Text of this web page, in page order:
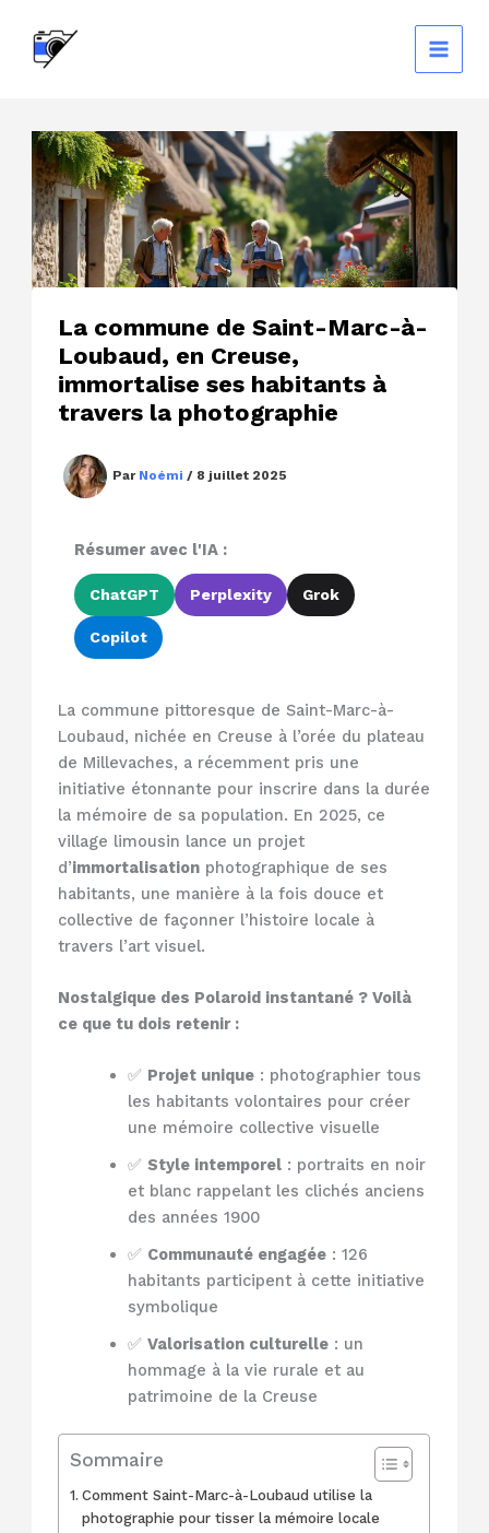
contenu
La commune de Saint-Marc-à-
Loubaud, en Creuse,
immortalise ses habitants à
travers la photographie
Par Noémi / 8 juillet 2025
Résumer avec l'IA :
ChatGPT Perplexity Grok
Copilot
La commune pittoresque de Saint-Marc-à-
Loubaud, nichée en Creuse à l’orée du plateau
de Millevaches, a récemment pris une
initiative étonnante pour inscrire dans la durée
la mémoire de sa population. En 2025, ce
village limousin lance un projet
d’immortalisation photographique de ses
habitants, une manière à la fois douce et
collective de façonner l’histoire locale à
travers l’art visuel.
Nostalgique des Polaroid instantané ? Voilà
ce que tu dois retenir :
✅ Projet unique: photographier tous
les habitants volontaires pour créer
une mémoire collective visuelle
✅ Style intemporel: portraits en noir
et blanc rappelant les clichés anciens
des années 1900
✅ Communauté engagée: 126
habitants participent à cette initiative
symbolique
✅ Valorisation culturelle: un
hommage à la vie rurale et au
patrimoine de la Creuse
Sommaire
Comment Saint-Marc-à-Loubaud utilise la
photographie pour tisser la mémoire locale